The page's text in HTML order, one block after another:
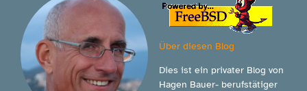
Über diesen Blog
Dies ist ein privater Blog von
Hagen Bauer- berufstätiger